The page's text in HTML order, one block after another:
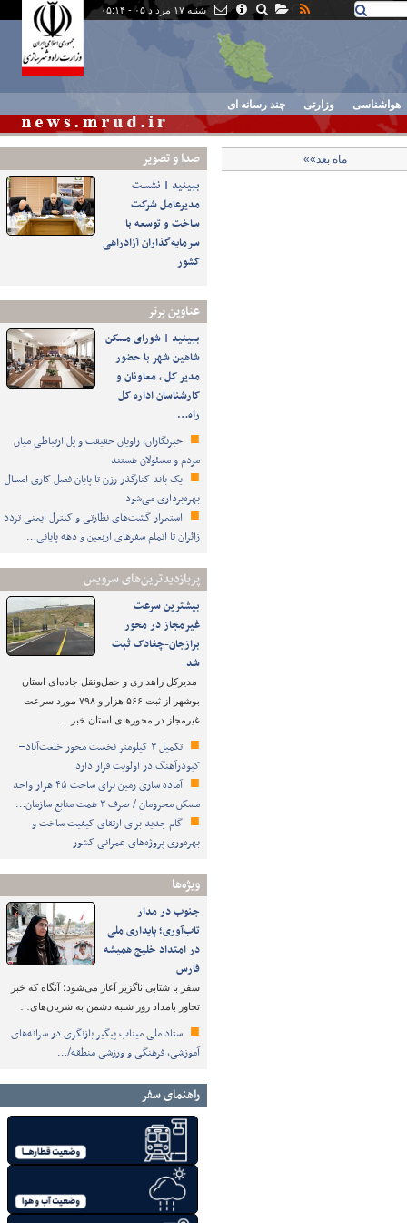
شنبه ۱۷ مرداد ۰۵ - ۰۵:۱۴
هواشناسی وزارتی چند رسانه ای
صدا و تصوير
ببینید | نشست
مدیرعامل شرکت
ساخت و توسعه با
سرمایه‌گذاران آزادراهی
کشور
عناوین برتر
ببینید | شورای مسکن
شاهین شهر با حضور
مدیر کل ، معاونان و
کارشناسان اداره کل
راه…
خبرنگاران، راویان حقیقت و پل ارتباطی میان
مردم و مسئولان هستند
یک باند کنارگذر رزن تا پایان فصل کاری امسال
بهره‌برداری می‌شود
استمرار گشت‌های نظارتی و کنترل ایمنی تردد
زائران تا اتمام سفرهای اربعین و دهه پایانی…
پربازدیدترین‌های سرویس
بیشترین سرعت
غیرمجاز در محور
برازجان-چغادک ثبت
شد
مدیرکل راهداری و حمل‌ونقل جاده‌ای استان
بوشهر از ثبت ۵۶۶ هزار و ۷۹۸ مورد سرعت
غیرمجاز در محورهای استان خبر…
تکمیل ۳ کیلومتر نخست محور خلعت‌آباد–
کبودرآهنگ در اولویت قرار دارد
آماده سازی زمین برای ساخت ۴۵ هزار واحد
مسکن محرومان / صرف ۳ همت منابع سازمان…
گام جدید برای ارتقای کیفیت ساخت و
بهره‌وری پروژه‌های عمرانی کشور
ویژه‌ها
جنوب در مدار
تاب‌آوری؛ پایداری ملی
در امتداد خلیج همیشه
فارس
سفر با شتابی ناگزیر آغاز می‌شود؛ آنگاه که خبر
تجاوز بامداد روز شنبه دشمن به شریان‌های…
ستاد ملی میناب پیگیر بازنگری در سرانه‌های
آموزشی، فرهنگی و ورزشی منطقه/…
راهنمای سفر
ماه بعد»»